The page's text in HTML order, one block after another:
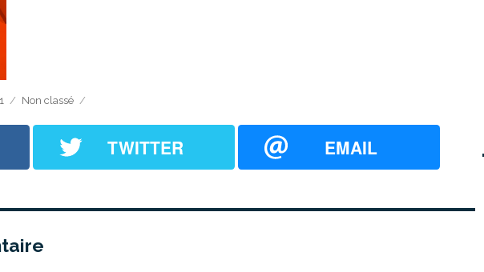
Catégories
Non classé
TWITTER EMAIL